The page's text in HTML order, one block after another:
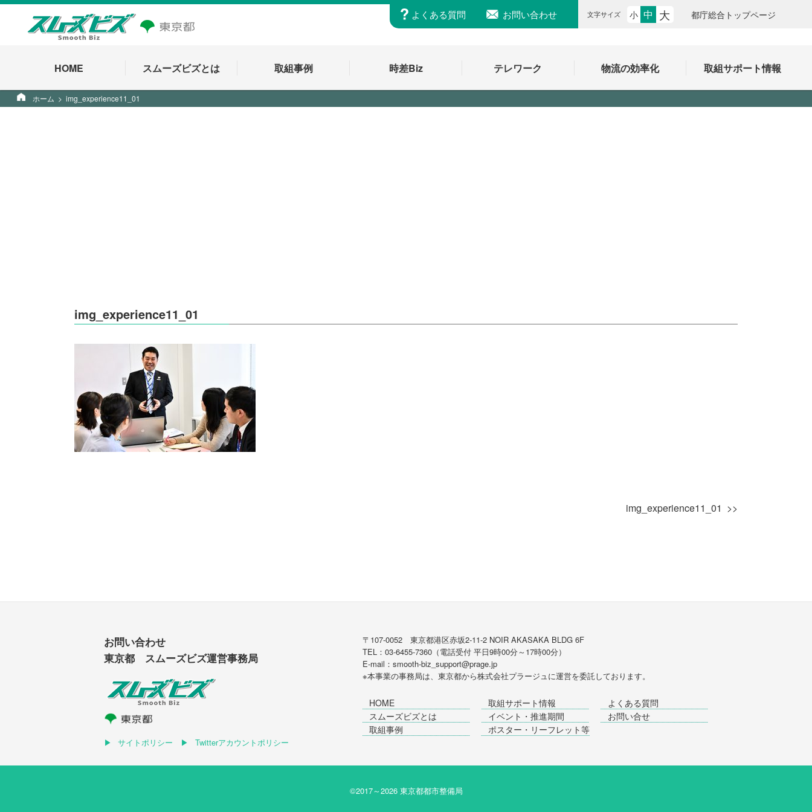
よくある質問 お問い合わせ 文字サイズ 小 中 大 都庁総合トップページ
HOME スムーズビズとは 取組事例 時差Biz テレワーク 物流の効率化 取組サポート情報
ホーム img_experience11_01
img_experience11_01
img_experience11_01
お問い合わせ
東京都 スムーズビズ運営事務局
サイトポリシー Twitterアカウントポリシー
〒107-0052 東京都港区赤坂2-11-2 NOIR AKASAKA BLDG 6F
TEL：03-6455-7360（電話受付 平日9時00分～17時00分）
E-mail：smooth-biz_support@prage.jp
※本事業の事務局は、東京都から株式会社プラージュに運営を委託しております。
HOME
スムーズビズとは
取組事例
取組サポート情報
イベント・推進期間
ポスター・リーフレット等
よくある質問
お問い合せ
©2017～2026 東京都都市整備局